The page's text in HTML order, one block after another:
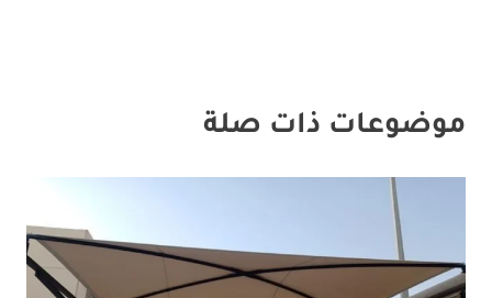
موضوعات ذات صلة